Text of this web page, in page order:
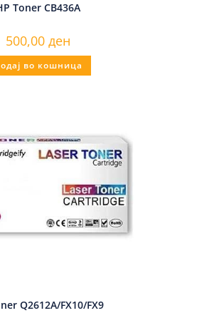
Toner CB436A
500,00 ден
во кошница
Q2612A/FX10/FX9